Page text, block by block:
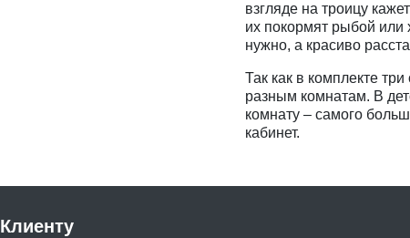
взгляде на троицу
их покормят рыбой
нужно, а красиво
Так как в комплекте
разным комнатам. В
комнату – самого
кабинет.
Клиенту